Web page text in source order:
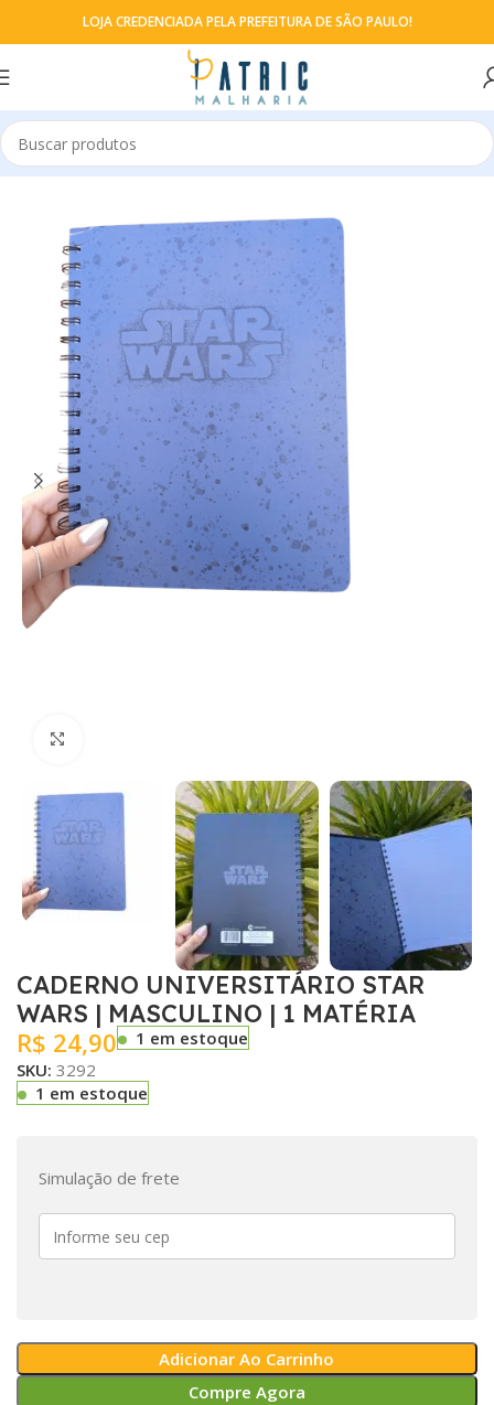
LOJA CREDENCIADA PELA PREFEITURA DE SÃO PAULO!
Início Cadernos
CADERNO UNIVERSITÁRIO STAR
WARS | MASCULINO | 1 MATÉRIA
R$ 24,90
1 em estoque
SKU: 3292
1 em estoque
Simulação de frete
Adicionar Ao Carrinho
Compre Agora